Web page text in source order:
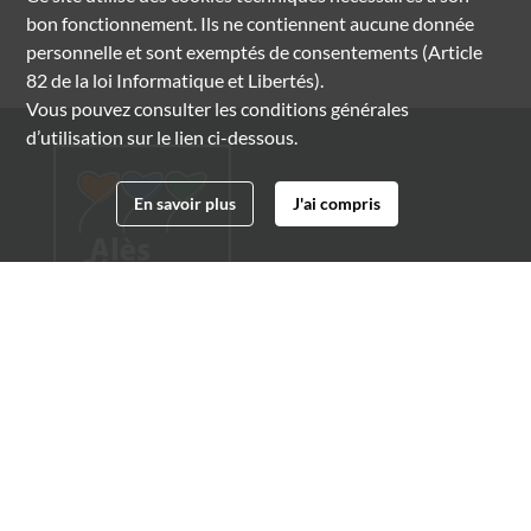
bon fonctionnement. Ils ne contiennent aucune donnée
personnelle et sont exemptés de consentements (Article
82 de la loi Informatique et Libertés).
Vous pouvez consulter les conditions générales
d’utilisation sur le lien ci-dessous.
En savoir plus J'ai compris